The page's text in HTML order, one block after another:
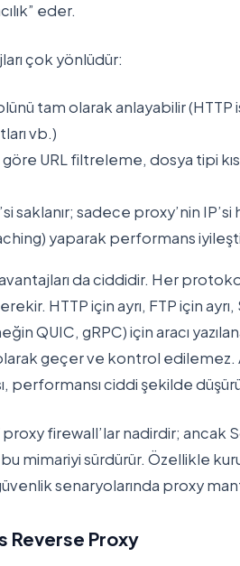
eder.
çok yönlüdür:
tam olarak anlayabilir (HTTP
vb.)
URL filtreleme, dosya tipi
saklanır; sadece proxy’nin
yaparak performans
da ciddidir. Her protokol
HTTP için ayrı, FTP için ayrı,
QUIC, gRPC) için aracı
geçer ve kontrol edilemez.
performansı ciddi şekilde
firewall’lar nadirdir; ancak
mimariyi sürdürür. Özellikle
senaryolarında proxy
Reverse Proxy